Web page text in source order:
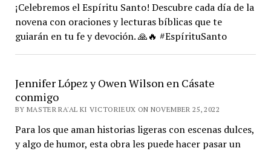
¡Celebremos el Espíritu Santo! Descubre cada día de la
novena con oraciones y lecturas bíblicas que te
guiarán en tu fe y devoción. 🙏🔥 #EspírituSanto
Jennifer López y Owen Wilson en Cásate
conmigo
BY MASTER RA'AL KI VICTORIEUX ON NOVEMBER 25, 2022
Para los que aman historias ligeras con escenas dulces,
y algo de humor, esta obra les puede hacer pasar un